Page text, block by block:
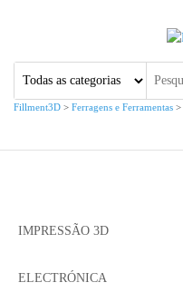
Fillment3D
Fillment3D > Ferragens e Ferramentas >
IMPRESSÃO 3D
ELECTRÓNICA